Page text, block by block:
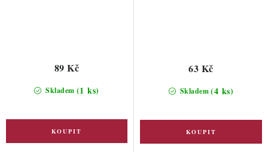
Skladem (1 ks)
89 Kč
Skladem(4 ks)
63 Kč